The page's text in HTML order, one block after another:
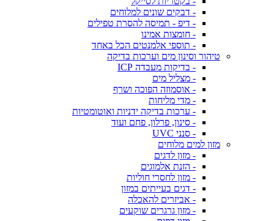
- דבקים שונים למלוחים
- דיפ - תמיסה להסרת טפילים
- חומצות אמינו
- תוספי אלמנטים הכל באחד
טיהור וסינון מים וערכות בדיקה
- בדיקות מעבדה ICP
- מצליל מים
- אוסמוזה הפוכה ושרף
- מדי מליחות
- ערכות בדיקה ידניות ואוטומטיות
- סינון, פרלון, פחם ועוד
- סנני UVC
מזון למים מלוחים
- מזון לדגים
- הזנת אלמוגים
- מזון לחסרי חוליות
- דגים בעייתים במזון
- אביזרים להאכלה
- מזון גרגרים שוקעים